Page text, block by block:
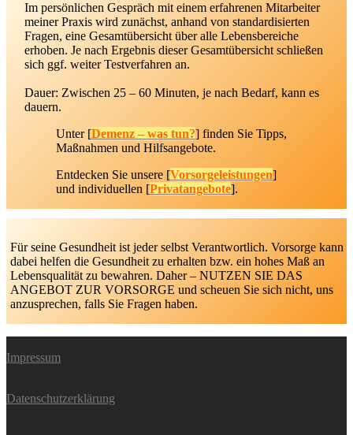
Im persönlichen Gespräch mit einem erfahrenen Mitarbeiter
meiner Praxis wird zunächst, anhand von standardisierten
Fragen, eine Gesamtübersicht über alle Lebensbereiche
erhoben. Je nach Ergebnis dieser Gesamtübersicht schließen
sich ggf. weiter Testverfahren an.
Dauer: Zwischen 25 – 60 Minuten, je nach Bedarf, kann es
dauern.
Unter [Demenz – was tun?] finden Sie Tipps,
Maßnahmen und Hilfsangebote.
Entdecken Sie unsere [Vorsorgeleistungen]
und individuellen [Privatangebote].
Für seine Gesundheit ist jeder selbst Verantwortlich. Vorsorge kann
dabei helfen die Gesundheit zu erhalten bzw. ein hohes Maß an
Lebensqualität zu bewahren. Daher – NUTZEN SIE DAS
ANGEBOT ZUR VORSORGE und scheuen Sie sich nicht, uns
anzusprechen, falls Sie Fragen haben.
Impressum
Datenschutzerklärung